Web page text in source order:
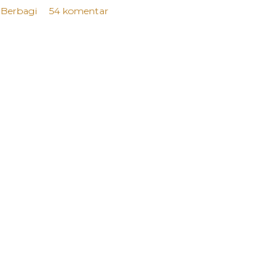
Berbagi 54 komentar